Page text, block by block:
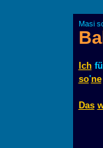
Masi
Ich
so'ne
Das